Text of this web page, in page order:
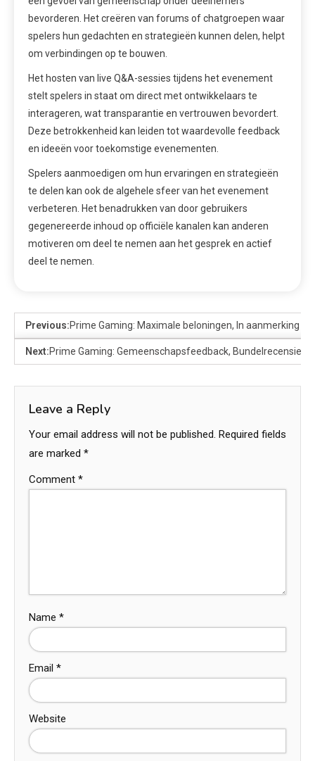
bevorderen. Het creëren van forums of chatgroepen waar
spelers hun gedachten en strategieën kunnen delen, helpt
om verbindingen op te bouwen.
Het hosten van live Q&A-sessies tijdens het evenement
stelt spelers in staat om direct met ontwikkelaars te
interageren, wat transparantie en vertrouwen bevordert.
Deze betrokkenheid kan leiden tot waardevolle feedback
en ideeën voor toekomstige evenementen.
Spelers aanmoedigen om hun ervaringen en strategieën
te delen kan ook de algehele sfeer van het evenement
verbeteren. Het benadrukken van door gebruikers
gegenereerde inhoud op officiële kanalen kan anderen
motiveren om deel te nemen aan het gesprek en actief
deel te nemen.
Previous:Prime Gaming: Maximale beloningen, In aanmerking
Next:Prime Gaming: Gemeenschapsfeedback, Bundelrecensies,
Leave a Reply
Your email address will not be published. Required fields
are marked *
Comment *
Name *
Email *
Website